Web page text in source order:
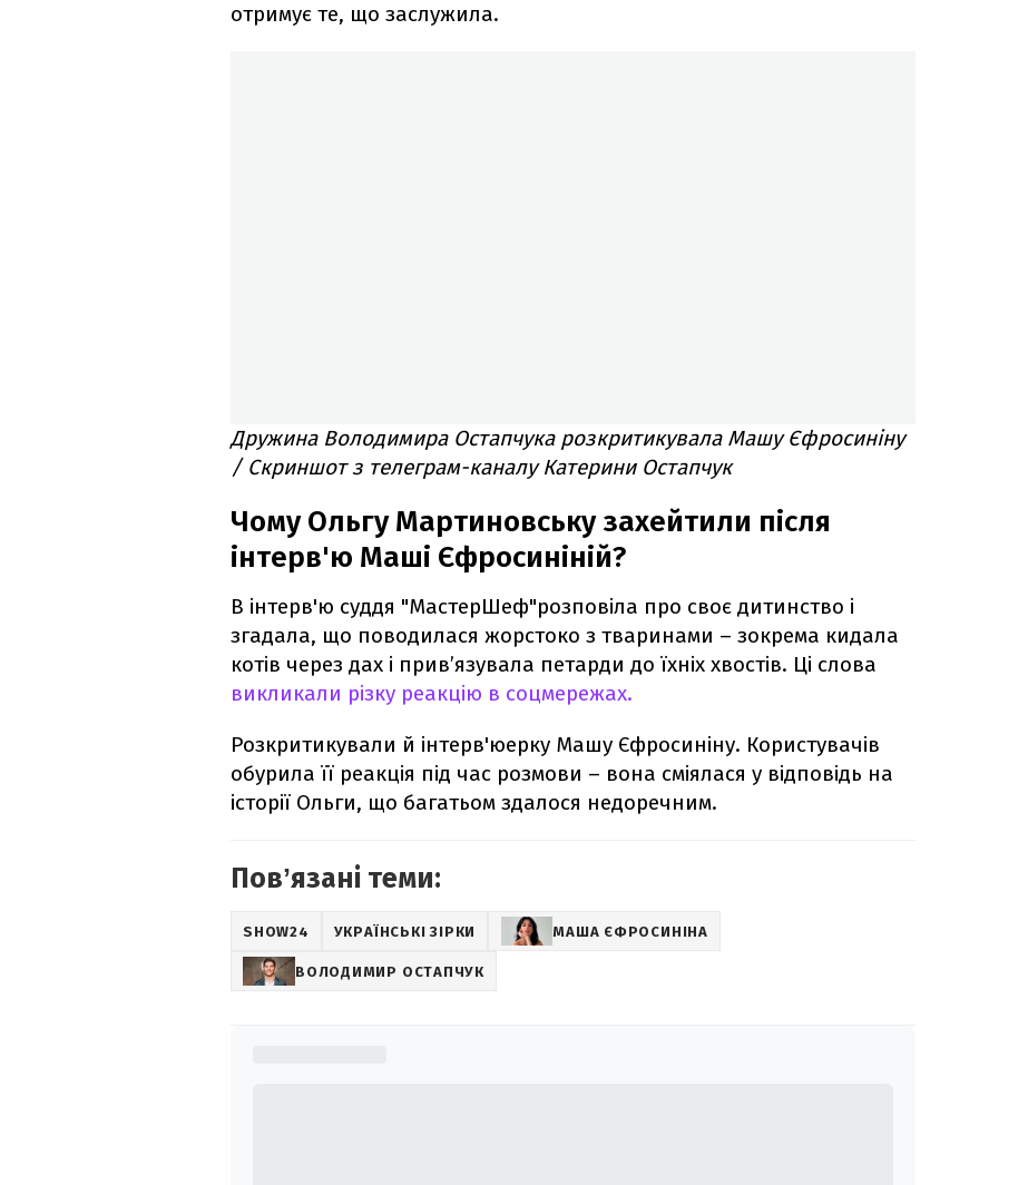
отримує те, що заслужила.
Дружина Володимира Остапчука розкритикувала Машу Єфросиніну
/ Скриншот з телеграм-каналу Катерини Остапчук
Чому Ольгу Мартиновську захейтили після
інтерв'ю Маші Єфросиніній?
В інтерв'ю суддя "МастерШеф"розповіла про своє дитинство і
згадала, що поводилася жорстоко з тваринами – зокрема кидала
котів через дах і прив’язувала петарди до їхніх хвостів. Ці слова
викликали різку реакцію в соцмережах.
Розкритикували й інтерв'юерку Машу Єфросиніну. Користувачів
обурила її реакція під час розмови – вона сміялася у відповідь на
історії Ольги, що багатьом здалося недоречним.
Повʼязані теми:
SHOW24 УКРАЇНСЬКІ ЗІРКИ МАША ЄФРОСИНІНА
ВОЛОДИМИР ОСТАПЧУК